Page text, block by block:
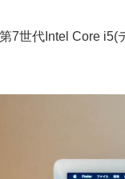
7世代Intel Core